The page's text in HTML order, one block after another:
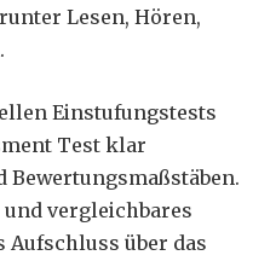
Lesen, Hören,
Einstufungstests
Test klar
vergleichbares
Aufschluss über das